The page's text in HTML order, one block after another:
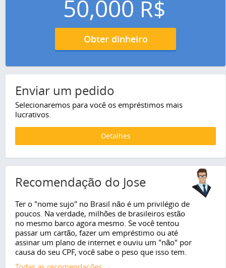
50,000 R$
Obter dinheiro
Enviar um pedido
Selecionaremos para você os empréstimos mais
lucrativos.
Detalhes
Recomendação do Jose
Ter o "nome sujo" no Brasil não é um privilégio de
poucos. Na verdade, milhões de brasileiros estão
no mesmo barco agora mesmo. Se você tentou
passar um cartão, fazer um empréstimo ou até
assinar um plano de internet e ouviu um "não" por
causa do seu CPF, você sabe o peso que isso tem.